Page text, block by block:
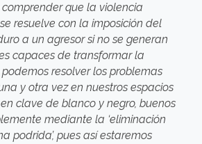
comprender que la violencia
resuelve con la imposición del
a un agresor si no se generan
capaces de transformar la
resolver los problemas
y otra vez en nuestros espacios
clave de blanco y negro, buenos
mediante la ‘eliminación
podrida’, pues así estaremos